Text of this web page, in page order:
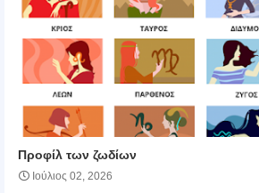
Προφίλ των ζωδίων
Ιούλιος 02, 2026